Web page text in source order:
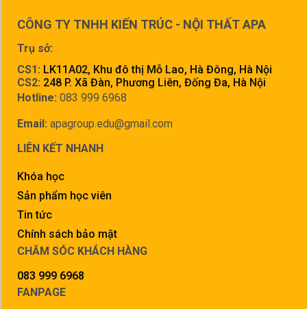
CÔNG TY TNHH KIẾN TRÚC - NỘI THẤT APA
Trụ sở:
CS1: LK11A02, Khu đô thị Mỗ Lao, Hà Đông, Hà Nội
CS2: 248 P. Xã Đàn, Phương Liên, Đống Đa, Hà Nội
Hotline: 083 999 6968
Email: apagroup.edu@gmail.com
LIÊN KẾT NHANH
Khóa học
Sản phẩm học viên
Tin tức
Chính sách bảo mật
CHĂM SÓC KHÁCH HÀNG
083 999 6968
FANPAGE